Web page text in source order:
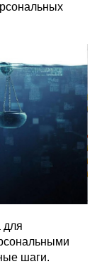
для
шаги.